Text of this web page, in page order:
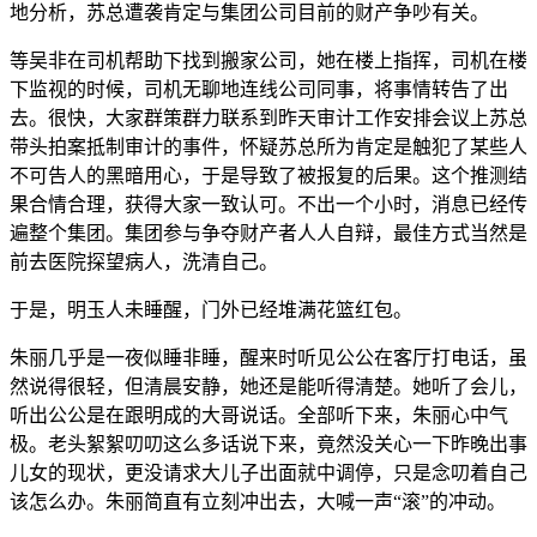
地分析，苏总遭袭肯定与集团公司目前的财产争吵有关。
等吴非在司机帮助下找到搬家公司，她在楼上指挥，司机在楼
下监视的时候，司机无聊地连线公司同事，将事情转告了出
去。很快，大家群策群力联系到昨天审计工作安排会议上苏总
带头拍案抵制审计的事件，怀疑苏总所为肯定是触犯了某些人
不可告人的黑暗用心，于是导致了被报复的后果。这个推测结
果合情合理，获得大家一致认可。不出一个小时，消息已经传
遍整个集团。集团参与争夺财产者人人自辩，最佳方式当然是
前去医院探望病人，洗清自己。
于是，明玉人未睡醒，门外已经堆满花篮红包。
朱丽几乎是一夜似睡非睡，醒来时听见公公在客厅打电话，虽
然说得很轻，但清晨安静，她还是能听得清楚。她听了会儿，
听出公公是在跟明成的大哥说话。全部听下来，朱丽心中气
极。老头絮絮叨叨这么多话说下来，竟然没关心一下昨晚出事
儿女的现状，更没请求大儿子出面就中调停，只是念叨着自己
该怎么办。朱丽简直有立刻冲出去，大喊一声“滚”的冲动。